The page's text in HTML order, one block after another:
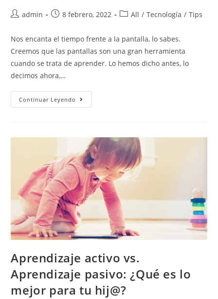
admin 8 febrero, 2022 All / Tecnología / Tips
Nos encanta el tiempo frente a la pantalla, lo sabes.
Creemos que las pantallas son una gran herramienta
cuando se trata de aprender. Lo hemos dicho antes, lo
decimos ahora,…
Continuar Leyendo
Aprendizaje activo vs.
Aprendizaje pasivo: ¿Qué es lo
mejor para tu hij@?